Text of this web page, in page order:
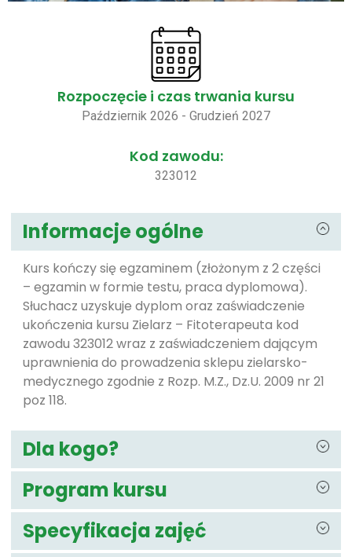
Rozpoczęcie i czas trwania kursu
Październik 2026 - Grudzień 2027
Kod zawodu:
323012
Informacje ogólne
Kurs kończy się egzaminem (złożonym z 2 części
– egzamin w formie testu, praca dyplomowa).
Słuchacz uzyskuje dyplom oraz zaświadczenie
ukończenia kursu Zielarz – Fitoterapeuta kod
zawodu 323012 wraz z zaświadczeniem dającym
uprawnienia do prowadzenia sklepu zielarsko-
medycznego zgodnie z Rozp. M.Z., Dz.U. 2009 nr 21
poz 118.
Dla kogo?
Program kursu
Specyfikacja zajęć